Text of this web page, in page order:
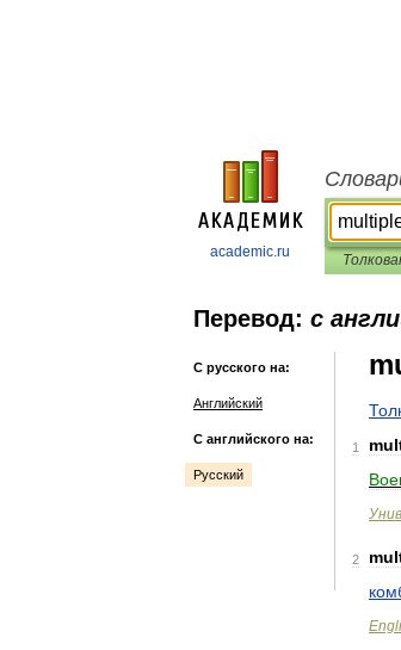
academic.ru
Перевод: с
С русского на:
Английский
С английского на:
Русский
1
2